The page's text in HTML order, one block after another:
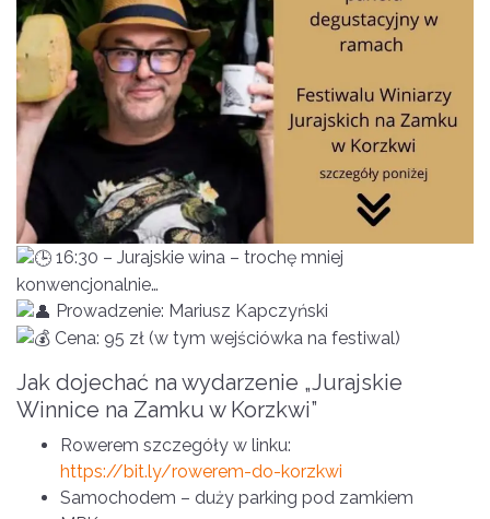
16:30 – Jurajskie wina – trochę mniej
konwencjonalnie…
Prowadzenie: Mariusz Kapczyński
Cena: 95 zł (w tym wejściówka na festiwal)
Jak dojechać na wydarzenie „Jurajskie
Winnice na Zamku w Korzkwi”
Rowerem szczegóły w linku:
https://bit.ly/rowerem-do-korzkwi
Samochodem – duży parking pod zamkiem